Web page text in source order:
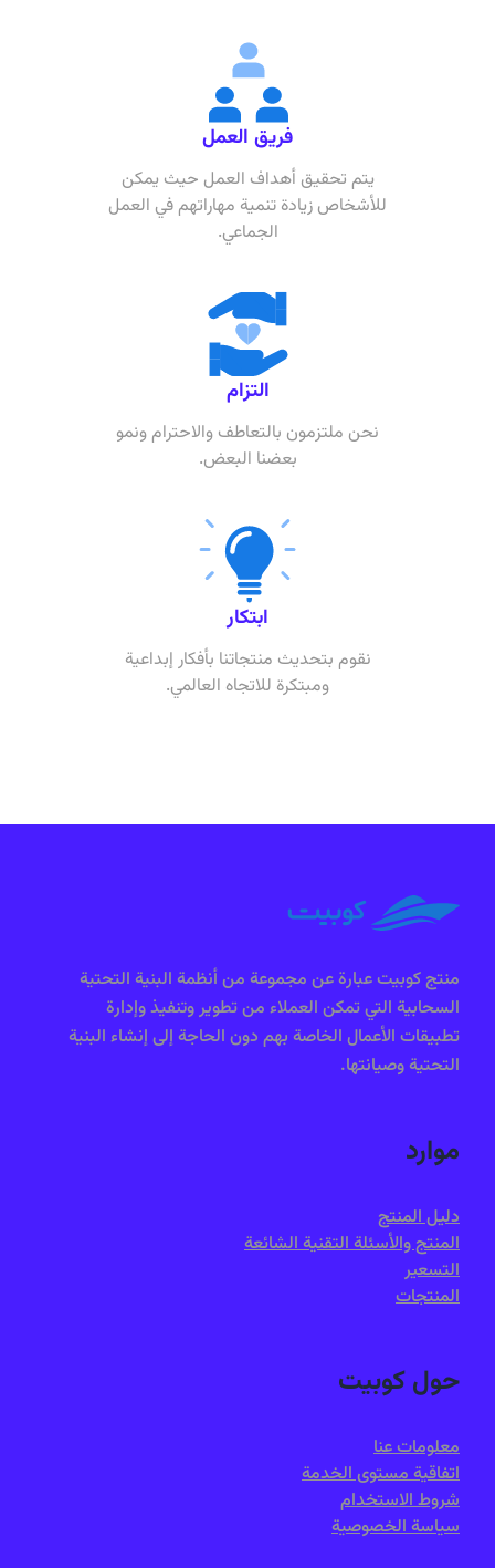
فريق العمل
يتم تحقيق أهداف العمل حيث يمكن
للأشخاص زيادة تنمية مهاراتهم في العمل
الجماعي.
التزام
نحن ملتزمون بالتعاطف والاحترام ونمو
بعضنا البعض.
ابتكار
نقوم بتحديث منتجاتنا بأفكار إبداعية
ومبتكرة للاتجاه العالمي.
منتج كوبيت عبارة عن مجموعة من أنظمة البنية التحتية
السحابية التي تمكن العملاء من تطوير وتنفيذ وإدارة
تطبيقات الأعمال الخاصة بهم دون الحاجة إلى إنشاء البنية
التحتية وصيانتها.
موارد
دليل المنتج
المنتج والأسئلة التقنية الشائعة
التسعير
المنتجات
حول كوبيت
معلومات عنا
اتفاقية مستوى الخدمة
شروط الاستخدام
سياسة الخصوصية